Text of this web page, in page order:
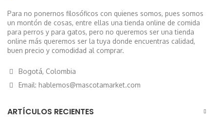
Para no ponernos filosóficos con quienes somos, pues somos
un montón de cosas, entre ellas una tienda online de comida
para perros y para gatos, pero no queremos ser una tienda
online más queremos ser la tuya donde encuentras calidad,
buen precio y comodidad al comprar.
Bogotá, Colombia
Email: hablemos@mascotamarket.com
ARTÍCULOS RECIENTES